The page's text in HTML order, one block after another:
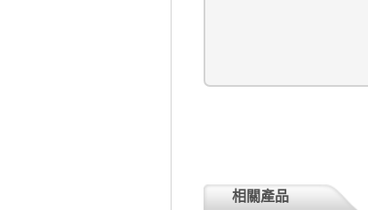
相關產品